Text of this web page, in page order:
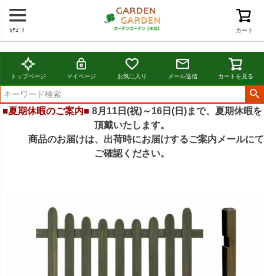
カート
ｶﾃｺﾞﾘ
トップページ マイページ お気に入り メール送信 カートを見る
■夏期休暇のご案内■ 8月11日(祝)～16日(日)まで、夏期休暇を
頂戴いたします。
商品のお届けは、出荷時にお届けするご案内メールにて
ご確認ください。